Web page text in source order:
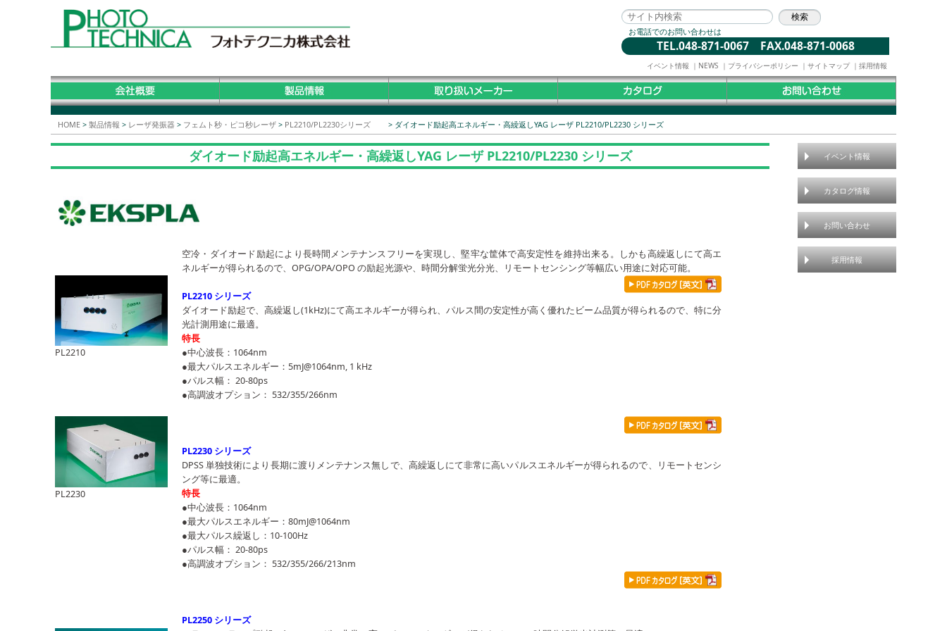
お電話でのお問い合わせは
TEL.048-871-0067 FAX.048-871-0068
イベント情報 ｜ NEWS ｜ プライバシーポリシー ｜ サイトマップ ｜ 採用情報
HOME > 製品情報 > レーザ発振器 > フェムト秒・ピコ秒レーザ > PL2210/PL2230シリーズ > ダイオード励起⾼エネルギー・⾼繰返しYAG レーザ PL2210/PL2230 シリーズ
ダイオード励起⾼エネルギー・⾼繰返しYAG レーザ PL2210/PL2230 シリーズ
PL2210
PL2230
空冷・ダイオード励起により⻑時間メンテナンスフリーを実現し、堅牢な筐体で⾼安定性を維持出来る。しかも⾼繰返しにて⾼エ
ネルギーが得られるので、OPG/OPA/OPO の励起光源や、時間分解蛍光分光、リモートセンシング等幅広い⽤途に対応可能。
PL2210 シリーズ
ダイオード励起で、高繰返し(1kHz)にて高エネルギーが得られ、パルス間の安定性が高く優れたビーム品質が得られるので、特に分
光計測用途に最適。
特長
●中心波長：1064nm
●最大パルスエネルギー：5mJ@1064nm, 1 kHz
●パルス幅： 20-80ps
●高調波オプション： 532/355/266nm
PL2230 シリーズ
DPSS 単独技術により長期に渡りメンテナンス無しで、高繰返しにて非常に高いパルスエネルギーが得られるので、リモートセンシ
ング等に最適。
特長
●中心波長：1064nm
●最大パルスエネルギー：80mJ@1064nm
●最大パルス繰返し：10-100Hz
●パルス幅： 20-80ps
●高調波オプション： 532/355/266/213nm
PL2250 シリーズ
イベント情報
カタログ情報
お問い合わせ
採用情報